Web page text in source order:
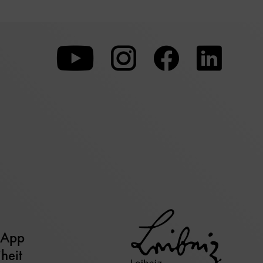
Zu
unserer
Zu
unserer
Zu
unserer